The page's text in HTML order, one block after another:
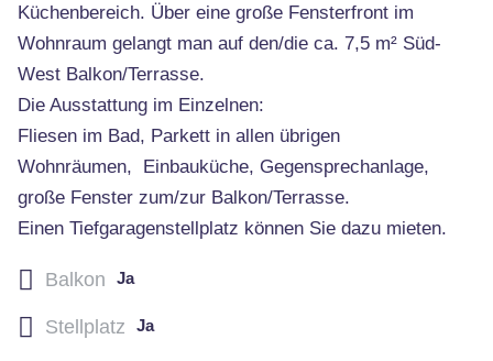
Küchenbereich. Über eine große Fensterfront im
Wohnraum gelangt man auf den/die ca. 7,5 m² Süd-
West Balkon/Terrasse.
Die Ausstattung im Einzelnen:
Fliesen im Bad, Parkett in allen übrigen
Wohnräumen, Einbauküche, Gegensprechanlage,
große Fenster zum/zur Balkon/Terrasse.
Einen Tiefgaragenstellplatz können Sie dazu mieten.
Balkon Ja
Stellplatz Ja